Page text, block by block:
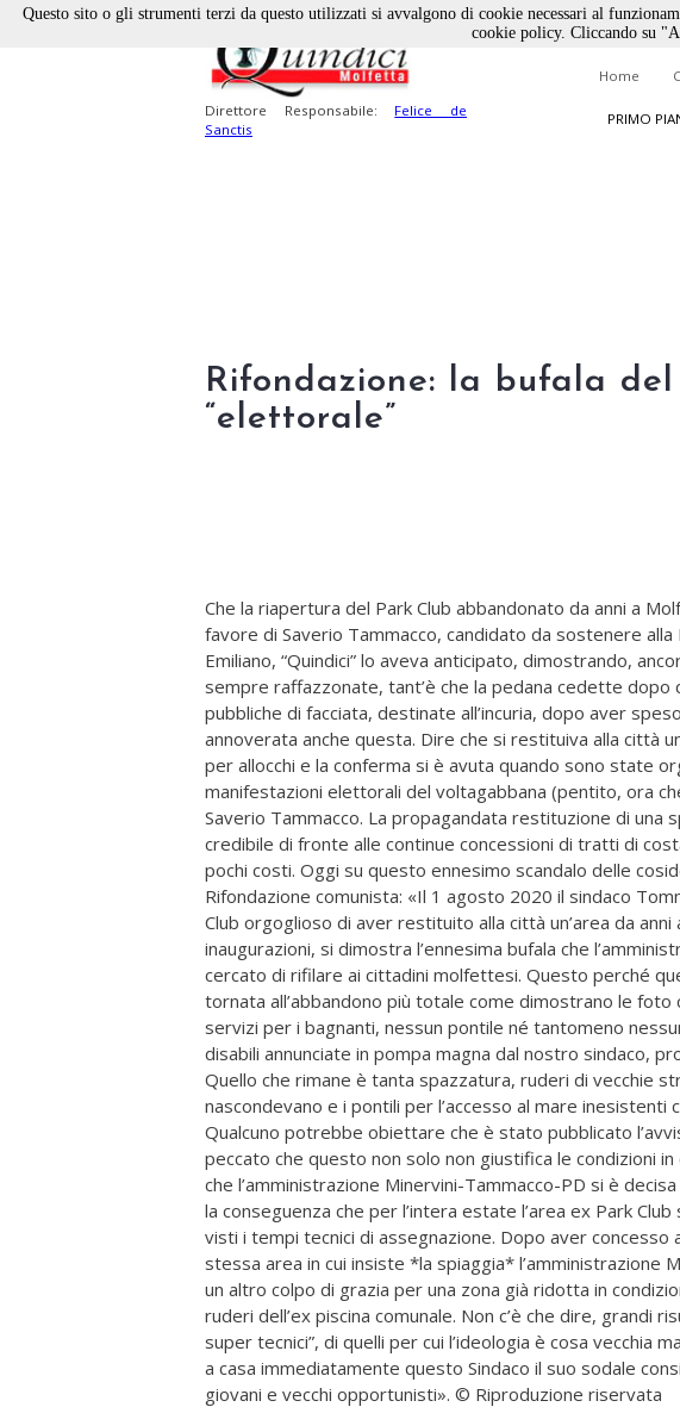
Direttore Responsabile: Felice de
Sanctis
Home
PRIMO
Rifondazione: la bufala
“elettorale”
Che la riapertura del Park Club abbandonato da anni a
favore di Saverio Tammacco, candidato da sostenere
Emiliano, “Quindici” lo aveva anticipato, dimostrando,
sempre raffazzonate, tant’è che la pedana cedette dopo
pubbliche di facciata, destinate all’incuria, dopo aver
annoverata anche questa. Dire che si restituiva alla città
per allocchi e la conferma si è avuta quando sono state
manifestazioni elettorali del voltagabbana (pentito, ora
Saverio Tammacco. La propagandata restituzione di una
credibile di fronte alle continue concessioni di tratti di
pochi costi. Oggi su questo ennesimo scandalo delle
Rifondazione comunista: «Il 1 agosto 2020 il sindaco
Club orgoglioso di aver restituito alla città un’area da
inaugurazioni, si dimostra l’ennesima bufala che
cercato di rifilare ai cittadini molfettesi. Questo perché
tornata all’abbandono più totale come dimostrano le foto
servizi per i bagnanti, nessun pontile né tantomeno
disabili annunciate in pompa magna dal nostro sindaco,
Quello che rimane è tanta spazzatura, ruderi di vecchie
nascondevano e i pontili per l’accesso al mare inesistenti
Qualcuno potrebbe obiettare che è stato pubblicato
peccato che questo non solo non giustifica le condizioni
che l’amministrazione Minervini-Tammacco-PD si è
la conseguenza che per l’intera estate l’area ex Park
visti i tempi tecnici di assegnazione. Dopo aver concesso
stessa area in cui insiste *la spiaggia* l’amministrazione
un altro colpo di grazia per una zona già ridotta in
ruderi dell’ex piscina comunale. Non c’è che dire, grandi
super tecnici”, di quelli per cui l’ideologia è cosa vecchia
a casa immediatamente questo Sindaco il suo sodale
giovani e vecchi opportunisti». © Riproduzione riservata
Questo sito o gli strumenti terzi da questo utilizzati si avvalgono di cookie necessari al
cookie policy. Cliccando su